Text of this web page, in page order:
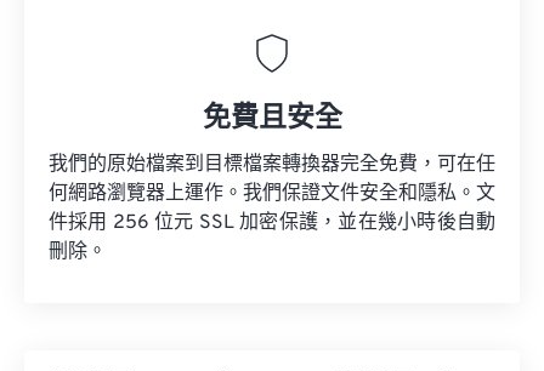
免費且安全
我們的原始檔案到目標檔案轉換器完全免費，可在任
何網路瀏覽器上運作。我們保證文件安全和隱私。文
件採用 256 位元 SSL 加密保護，並在幾小時後自動
刪除。